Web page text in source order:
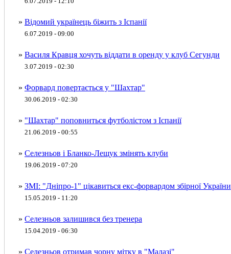
» Відомий українець біжить з Іспанії
6.07.2019 - 09:00
» Василя Кравця хочуть віддати в оренду у клуб Сегунди
3.07.2019 - 02:30
» Форвард повертається у "Шахтар"
30.06.2019 - 02:30
» "Шахтар" поповниться футболістом з Іспанії
21.06.2019 - 00:55
» Селезньов і Бланко-Лещук змінять клуби
19.06.2019 - 07:20
» ЗМІ: "Дніпро-1" цікавиться екс-форвардом збірної України
15.05.2019 - 11:20
» Селезньов залишився без тренера
15.04.2019 - 06:30
» Селезньов отримав чорну мітку в "Малазі"